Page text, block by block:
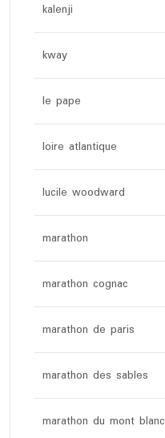
kalenji
kway
le pape
loire atlantique
lucile woodward
marathon
marathon cognac
marathon de paris
marathon des sables
marathon du mont blanc